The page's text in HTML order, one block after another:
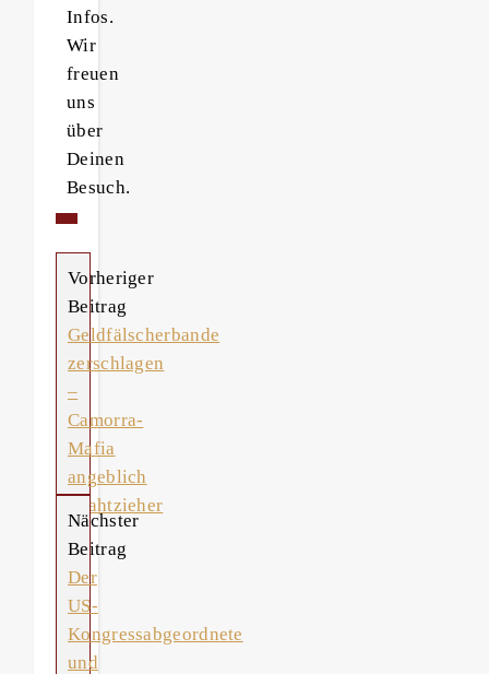
Infos.
Wir
freuen
uns
über
Deinen
Besuch.
Vorheriger
Beitrag
Geldfälscherbande
zerschlagen
–
Camorra-
Mafia
angeblich
Drahtzieher
Nächster
Beitrag
Der
US-
Kongressabgeordnete
und